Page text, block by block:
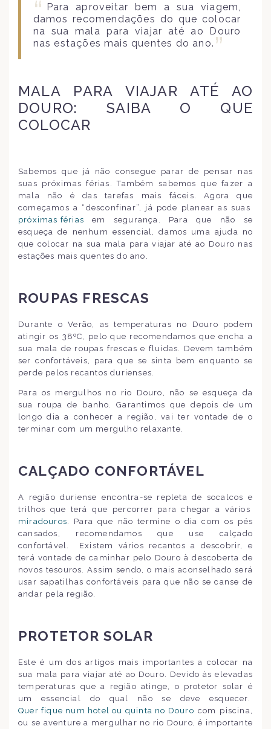
Para aproveitar bem a sua viagem,
damos recomendações do que colocar
na sua mala para viajar até ao Douro
nas estações mais quentes do ano.
MALA PARA VIAJAR ATÉ AO
DOURO: SAIBA O QUE
COLOCAR
Sabemos que já não consegue parar de pensar nas
suas próximas férias. Também sabemos que fazer a
mala não é das tarefas mais fáceis. Agora que
começamos a “desconfinar”, já pode planear as suas
próximas férias em segurança. Para que não se
esqueça de nenhum essencial, damos uma ajuda no
que colocar na sua mala para viajar até ao Douro nas
estações mais quentes do ano.
ROUPAS FRESCAS
Durante o Verão, as temperaturas no Douro podem
atingir os 38ºC, pelo que recomendamos que encha a
sua mala de roupas frescas e fluidas. Devem também
ser confortáveis, para que se sinta bem enquanto se
perde pelos recantos durienses.
Para os mergulhos no rio Douro, não se esqueça da
sua roupa de banho. Garantimos que depois de um
longo dia a conhecer a região, vai ter vontade de o
terminar com um mergulho relaxante.
CALÇADO CONFORTÁVEL
A região duriense encontra-se repleta de socalcos e
trilhos que terá que percorrer para chegar a vários
miradouros . Para que não termine o dia com os pés
cansados, recomendamos que use calçado
confortável. Existem vários recantos a descobrir, e
terá vontade de caminhar pelo Douro à descoberta de
novos tesouros. Assim sendo, o mais aconselhado será
usar sapatilhas confortáveis para que não se canse de
andar pela região.
PROTETOR SOLAR
Este é um dos artigos mais importantes a colocar na
sua mala para viajar até ao Douro. Devido às elevadas
temperaturas que a região atinge, o protetor solar é
um essencial do qual não se deve esquecer.
Quer fique num hotel ou quinta no Douro com piscina,
ou se aventure a mergulhar no rio Douro, é importante